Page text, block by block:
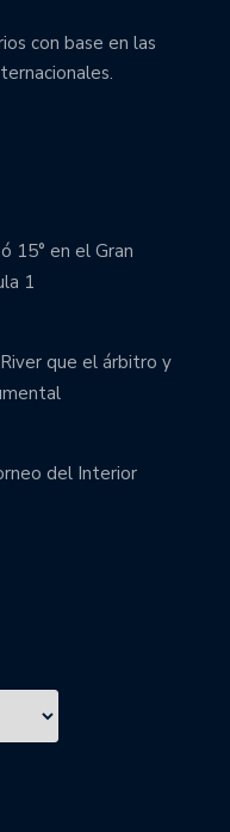
con base en las
15° en el Gran
1
que el árbitro y
del Interior